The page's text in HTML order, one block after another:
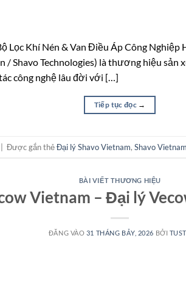
Lọc Khí Nén & Van Điều Áp Công
/ Shavo Technologies) là thương hiệu
công nghệ lâu đời với […]
Tiếp tục đọc →
Được gắn thẻĐại lý Shavo Vietnam, Shavo Vietnam
BÀI VIẾT THƯƠNG HIỆU
Vietnam – Đại lý
ĐĂNG VÀO 31 THÁNG BẢY, 2026 BỞI